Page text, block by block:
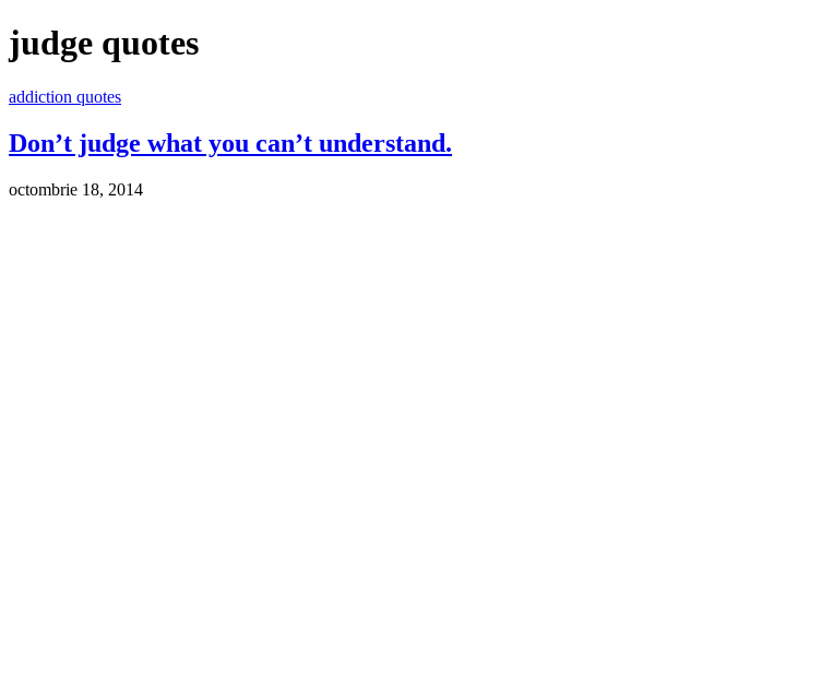
judge quotes
addiction quotes
Don’t judge what you can’t understand.
octombrie 18, 2014